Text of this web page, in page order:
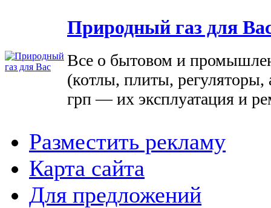
Природный газ для
Все о бытовом и
(котлы, плиты, регуляторы,
грп — их эксплуатация и
Разместить рекламу
Карта сайта
Для предложений